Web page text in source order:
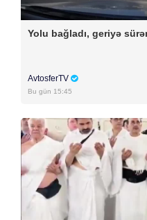
Yolu bağladı, geriyə
AvtosferTV
Bu gün 15:45